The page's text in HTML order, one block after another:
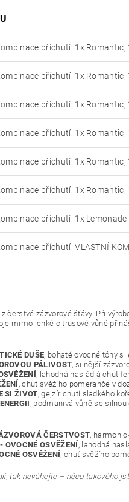
příchutí: 1x Romantic,
příchutí: 1x Romantic,
příchutí: 1x Romantic,
příchutí: 1x Romantic,
příchutí: 1x Romantic,
příchutí: 1x Romantic,
příchutí: 1x
příchutí: VLASTNÍ
čerstvé zázvorové šťávy. Při
mimo lehké citrusové vůně
DUŠE, bohaté ovocné tóny s
PÁLIVOST, silnější
, lahodná nasládlá chuť
, chuť svěžího pomeranče v
SI ŽIVOT, gejzír chutí sladkého
, podmanivá vůně se
ČERSTVOST,
OVOCNÉ OSVĚŽENÍ , lahodná
OSVĚŽENÍ, chuť svěžího
tak neváhejte – něco takového